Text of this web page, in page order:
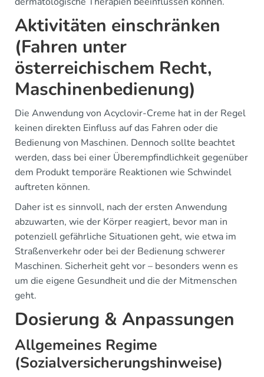
Aktivitäten einschränken
(Fahren unter
österreichischem Recht,
Maschinenbedienung)
Die Anwendung von Acyclovir-Creme hat in der Regel
keinen direkten Einfluss auf das Fahren oder die
Bedienung von Maschinen. Dennoch sollte beachtet
werden, dass bei einer Überempfindlichkeit gegenüber
dem Produkt temporäre Reaktionen wie Schwindel
auftreten können.
Daher ist es sinnvoll, nach der ersten Anwendung
abzuwarten, wie der Körper reagiert, bevor man in
potenziell gefährliche Situationen geht, wie etwa im
Straßenverkehr oder bei der Bedienung schwerer
Maschinen. Sicherheit geht vor – besonders wenn es
um die eigene Gesundheit und die der Mitmenschen
geht.
Dosierung & Anpassungen
Allgemeines Regime
(Sozialversicherungshinweise)